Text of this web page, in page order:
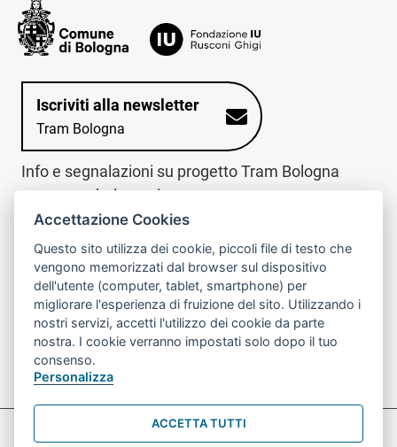
Iscriviti alla newsletter
Tram Bologna
Info e segnalazioni su progetto Tram Bologna
www.trambologna.it
trova infopoint sulla mappa interattiva
Trova l'infopoint
più vicino
telefona al call center
Chiama il call
center
800078611
Contatto cantiere per emergenze nei giorni festivi
o nelle ore notturne:366 65 36 063
Preferenze Cookie prova
Accettazione Cookies
Questo sito utilizza dei cookie, piccoli file di testo che
vengono memorizzati dal browser sul dispositivo
dell'utente (computer, tablet, smartphone) per
migliorare l'esperienza di fruizione del sito. Utilizzando i
nostri servizi, accetti l'utilizzo dei cookie da parte
nostra. I cookie verranno impostati solo dopo il tuo
consenso.
Personalizza
ACCETTA TUTTI